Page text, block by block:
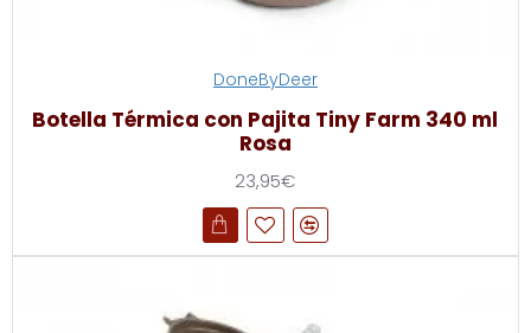
DoneByDeer
Botella Térmica con Pajita Tiny Farm 340 ml
Rosa
23,95€